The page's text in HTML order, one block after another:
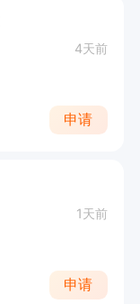
4天前
申请
1天前
申请